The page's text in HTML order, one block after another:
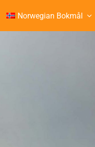
Norwegian Bokmål